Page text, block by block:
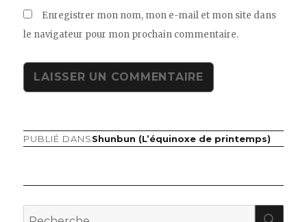
Enregistrer mon nom, mon e-mail et mon site dans
le navigateur pour mon prochain commentaire.
Navigation
l’article
PUBLIÉ DANSShunbun (L’équinoxe de printemps)
Recherche